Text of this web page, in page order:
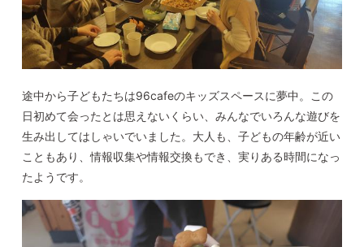
途中から子どもたちは96cafeのキッズスペースに夢中。この
日初めて会ったとは思えないくらい、みんなでいろんな遊びを
生み出してはしゃいでいました。大人も、子どもの年齢が近い
こともあり、情報収集や情報交換もでき、実りある時間になっ
たようです。